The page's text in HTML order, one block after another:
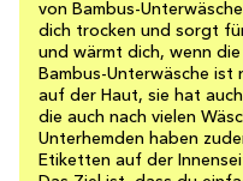
von Bambus-
dich trocken und sorgt
und wärmt dich, wenn
Bambus-Unterwäsche ist
auf der Haut, sie hat
die auch nach vielen
Unterhemden haben
Etiketten auf der